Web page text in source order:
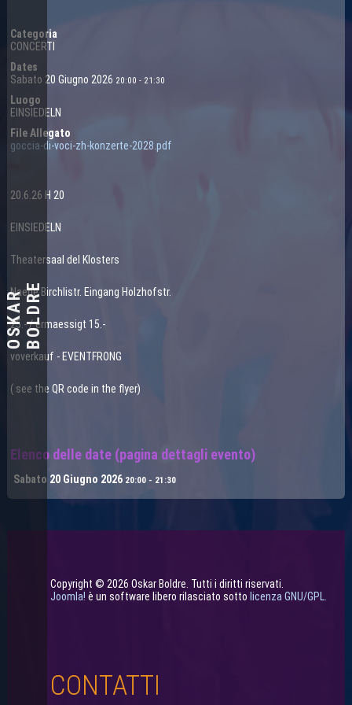
FESTIVAL VOCI AUDACI
O
S
K
A
R
B
O
L
D
RE
Categoria
CONCERTI
Dates
Sabato 20 Giugno 2026 20:00 - 21:30
Luogo
EINSIEDELN
File Allegato
goccia-di-voci-zh-konzerte-2028.pdf
20.6.26 H 20
EINSIEDELN
Theatersaal del Klosters
Naehe Birchlistr. Eingang Holzhofstr.
25.- / ermaessigt 15.-
voverkauf - EVENTFRONG
( see the QR code in the flyer)
Elenco delle date (pagina dettagli evento)
Sabato 20 Giugno 2026 20:00 - 21:30
Copyright © 2026 Oskar Boldre. Tutti i diritti riservati.
Joomla! è un software libero rilasciato sotto licenza GNU/GPL.
CONTATTI